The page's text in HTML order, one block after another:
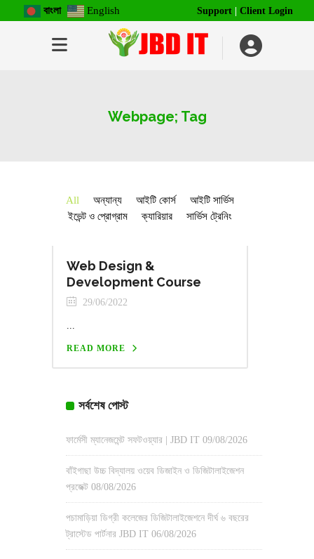
বাংলা English Support Client Login
Webpage; Tag
All অন্যান্য আইটি কোর্স
আইটি সার্ভিস
ইভেন্ট ও প্রোগ্রাম
ক্যারিয়ার সার্ভিস ট্রেনিং
Web Design &
Development Course
29/06/2022
...
READ MORE
সর্বশেষ পোস্ট
ফার্মেসী ম্যানেজমেন্ট সফটওয়্যার | JBD IT 09/08/2026
বাঁইগাছা উচ্চ বিদ্যালয় ওয়েব ডিজাইন ও ডিজিটালাইজেশন
প্রজেক্ট 08/08/2026
পচামাড়িয়া ডিগ্রী কলেজের ডিজিটালাইজেশনে দীর্ঘ ৬ বছরের
ট্রাস্টেড পার্টনার JBD IT 06/08/2026